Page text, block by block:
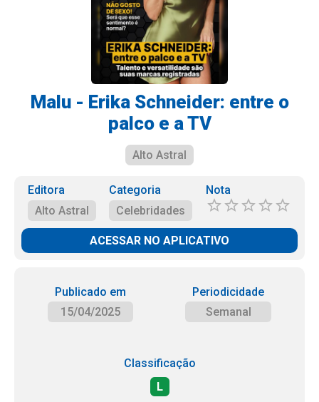
Malu - Erika Schneider: entre o
palco e a TV
Alto Astral
Editora
Alto Astral
Categoria
Celebridades
Nota
ACESSAR NO APLICATIVO
Publicado em
15/04/2025
Periodicidade
Semanal
Classificação
L